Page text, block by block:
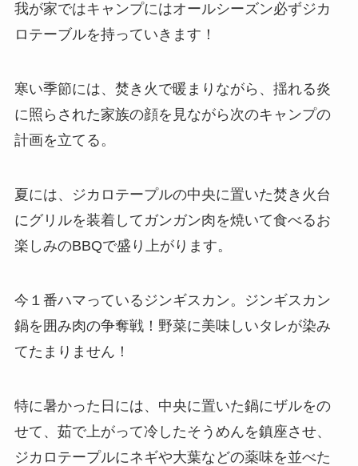
我が家ではキャンプにはオールシーズン必ずジカ
ロテーブルを持っていきます！
寒い季節には、焚き火で暖まりながら、揺れる炎
に照らされた家族の顔を見ながら次のキャンプの
計画を立てる。
夏には、ジカロテープルの中央に置いた焚き火台
にグリルを装着してガンガン肉を焼いて食べるお
楽しみのBBQで盛り上がります。
今１番ハマっているジンギスカン。ジンギスカン
鍋を囲み肉の争奪戦！野菜に美味しいタレが染み
てたまりません！
特に暑かった日には、中央に置いた鍋にザルをの
せて、茹で上がって冷したそうめんを鎮座させ、
ジカロテープルにネギや大葉などの薬味を並べた